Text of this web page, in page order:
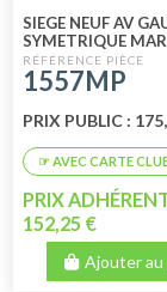
SIEGE NEUF AV
SYMETRIQUE
PERFORE
1557MP
PRIX PUBLIC :
PRIX
152,25 €
Ajouter au